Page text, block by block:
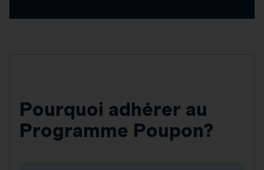
Pourquoi adhérer au
Programme Poupon?